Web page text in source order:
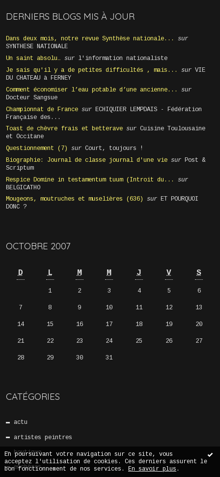
En poursuivant votre navigation sur ce site, vous
acceptez l'utilisation de cookies. Ces derniers assurent le
bon fonctionnement de nos services. En savoir plus .
DERNIERS BLOGS MIS À JOUR
Dans deux mois, notre revue Synthèse nationale...
sur
SYNTHESE NATIONALE
Un saint absolu… sur l'information nationaliste
Je sais qu'il y a de petites difficultés , mais...
sur VIE
DU CHATEAU à FERNEY
Comment économiser l’eau potable d’une ancienne...
sur
Docteur Sangsue
Championnat de Francesur
ECHIQUIER LEMPDAIS - Fédération
Française des...
Toast de chèvre frais et betteravesur Cuisine Toulousaine
et Occitane
Questionnement (7)
sur Court, toujours !
Biographie: Journal de classe journal d'une viesur Post &
Scriptum
Respice Domine in testamentum tuum (Introit du...
sur
BELGICATHO
Mougeons, moutruches et muselières (636)
sur ET POURQUOI
DONC ?
OCTOBRE 2007
D L M M J V S
1 2 3 4 5 6
7 8 9 10 11 12 13
14 15 16 17 18 19 20
21 22 23 24 25 26 27
28 29 30 31
CATÉGORIES
actu
artistes peintres
boutique
enchères